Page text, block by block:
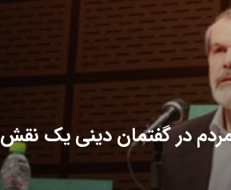
در گفتمان دینی یک نقش